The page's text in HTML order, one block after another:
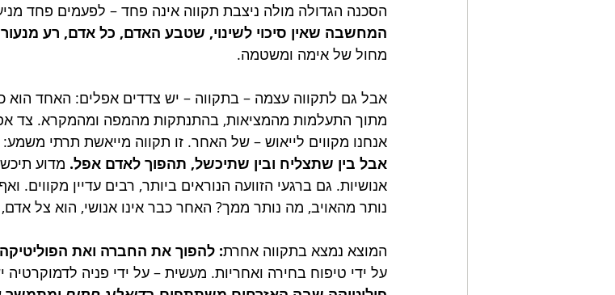
הסכנה הגדולה מולה ניצבת תקווה אינה פחד – לפעמים פחד
המחשבה שאין סיכוי לשינוי, שטבע האדם, כל אדם, רע
מחול של אימה ומשטמה.
אבל גם לתקווה עצמה – בתקווה – יש צדדים אפלים: האחד
מתוך התעלמות מהמציאות, בהתנתקות מהמפה ומהמקרא. צד
אנחנו מקווים לייאוש – של האחר. זו תקווה מייאשת תרתי משמע:
אבל בין שתצליח ובין שתיכשל, תהפוך לאדם אפל. מדוע
אנושיות. גם ברגעי הזוועה הנוראים ביותר, רבים עדיין
נותר מהאויב, מה נותר ממך? האחר כבר אינו אנושי, הוא צל
המוצא נמצא בתקווה אחרת: להפוך את החברה ואת
על ידי טיפוח בחירה ואחריות. מעשית – על ידי פניה לדמוקרטיה